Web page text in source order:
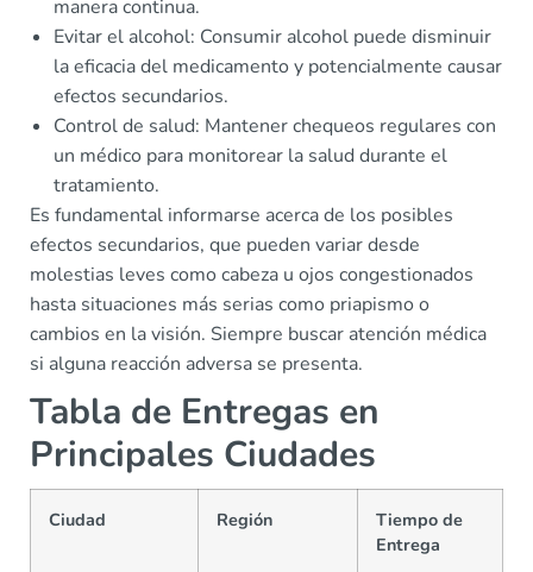
manera continua.
Evitar el alcohol: Consumir alcohol puede disminuir
la eficacia del medicamento y potencialmente causar
efectos secundarios.
Control de salud: Mantener chequeos regulares con
un médico para monitorear la salud durante el
tratamiento.
Es fundamental informarse acerca de los posibles
efectos secundarios, que pueden variar desde
molestias leves como cabeza u ojos congestionados
hasta situaciones más serias como priapismo o
cambios en la visión. Siempre buscar atención médica
si alguna reacción adversa se presenta.
Tabla de Entregas en
Principales Ciudades
Ciudad Región
Tiempo de
Entrega